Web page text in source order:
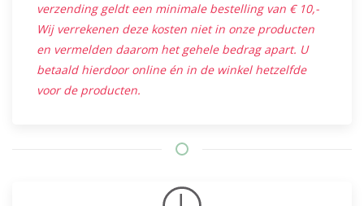
verzending geldt een minimale bestelling van € 10,-
Wij verrekenen deze kosten niet in onze producten
en vermelden daarom het gehele bedrag apart. U
betaald hierdoor online én in de winkel hetzelfde
voor de producten.